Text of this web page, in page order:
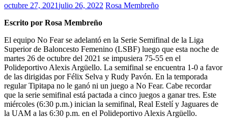
octubre 27, 2021julio 26, 2022 Rosa Membreño
Escrito por Rosa Membreño
El equipo No Fear se adelantó en la Serie Semifinal de la Liga
Superior de Baloncesto Femenino (LSBF) luego que esta noche de
martes 26 de octubre del 2021 se impusiera 75-55 en el
Polideportivo Alexis Argüello. La semifinal se encuentra 1-0 a favor
de las dirigidas por Félix Selva y Rudy Pavón. En la temporada
regular Tipitapa no le ganó ni un juego a No Fear. Cabe recordar
que la serie semifinal está pactada a cinco juegos a ganar tres. Este
miércoles (6:30 p.m.) inician la semifinal, Real Estelí y Jaguares de
la UAM a las 6:30 p.m. en el Polideportivo Alexis Argüello.